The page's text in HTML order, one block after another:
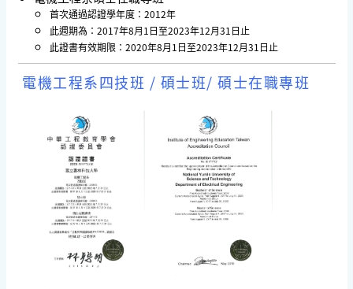
首次通過認證學年度：2012年
此週期為：2017年8月1日至2023年12月31日止
此證書有效期限：2020年8月1日至2023年12月31日止
電機工程系四技班 / 碩士班/ 碩士在職專班